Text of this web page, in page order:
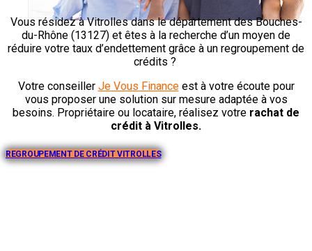
Vous résidez à Vitrolles dans ledépartement des Bouches-
du-Rhône (13127) et êtes à la recherche d’un moyen de
réduire votre taux d’endettement grâce à un regroupement de
crédits ?
Votre conseiller Je Vous Financeest à votre écoute pour
vous proposer une solution sur mesure adaptée à vos
besoins. Propriétaire ou locataire, réalisez votre rachat de
crédit à Vitrolles.
REGROUPEMENT DE CRÉDIT VITROLLES